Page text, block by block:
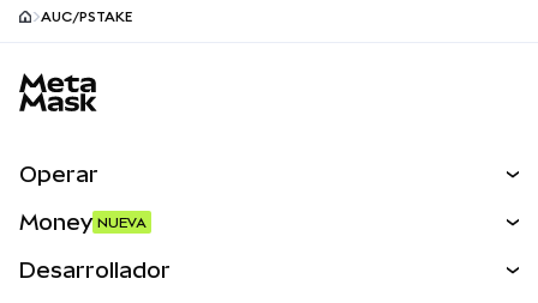
AUC/PSTAKE
Operar
Money NUEVA
Desarrollador